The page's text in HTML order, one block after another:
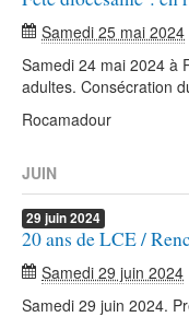
Samedi 25 mai 2024
Samedi 24 mai 2024 à
adultes. Consécration
Rocamadour
JUIN
29 juin2024
20 ans de LCE /
Samedi 29 juin 2024
Samedi 29 juin 2024.